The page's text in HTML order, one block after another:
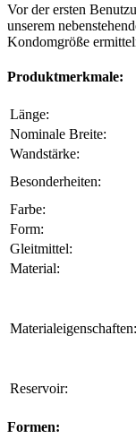
Vor der ersten
unserem
Kondomgröße
Produktmerkmale:
Länge:
Nominale Breite:
Wandstärke:
Besonderheiten:
Farbe:
Form:
Gleitmittel:
Material:
Materialeigenschaften:
Reservoir:
Formen: